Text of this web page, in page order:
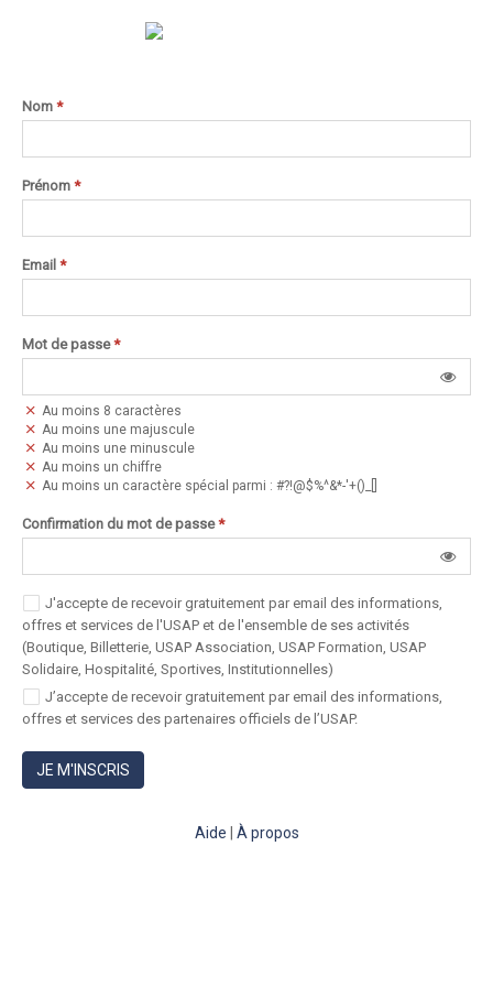
Nom *
Prénom *
Email *
Mot de passe*
Au moins 8 caractères
Au moins une majuscule
Au moins une minuscule
Au moins un chiffre
Au moins un caractère spécial parmi : #?!@$%^&*-'+()_[]
Confirmation du mot de passe*
J'accepte de recevoir gratuitement par email des informations,
offres et services de l'USAP et de l'ensemble de ses activités
(Boutique, Billetterie, USAP Association, USAP Formation, USAP
Solidaire, Hospitalité, Sportives, Institutionnelles)
J’accepte de recevoir gratuitement par email des informations,
offres et services des partenaires officiels de l’USAP.
JE M'INSCRIS
Aide À propos